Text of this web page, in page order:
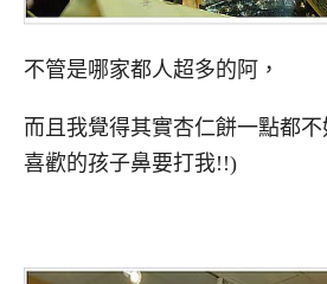
不管是哪家都人超多的阿，
而且我覺得其實杏仁餅一點都不
喜歡的孩子鼻要打我!!)